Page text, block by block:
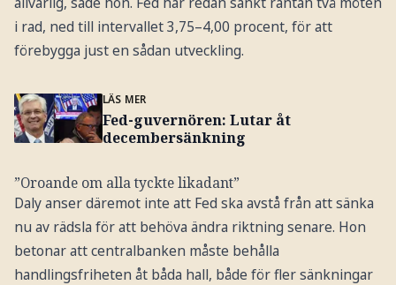
i rad, ned till intervallet 3,75–4,00 procent, för att
förebygga just en sådan utveckling.
LÄS MER
Fed-guvernören: Lutar åt
decembersänkning
”Oroande om alla tyckte likadant”
Daly anser däremot inte att Fed ska avstå från att sänka
nu av rädsla för att behöva ändra riktning senare. Hon
betonar att centralbanken måste behålla
handlingsfriheten åt båda hall, både för fler sänkningar